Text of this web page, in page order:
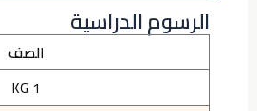
الرسوم الدراسية
الصف
KG 1